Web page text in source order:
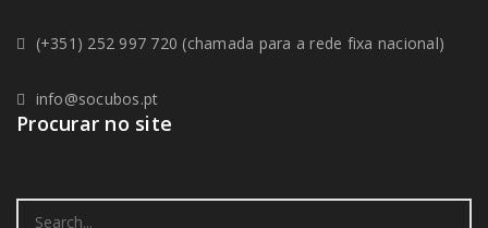
(+351) 252 997 720 (chamada para a rede fixa nacional)
info@socubos.pt
Procurar no site